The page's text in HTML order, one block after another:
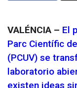
VALÉNCIA – El
Parc Científic
(PCUV) se
laboratorio
existen ideas